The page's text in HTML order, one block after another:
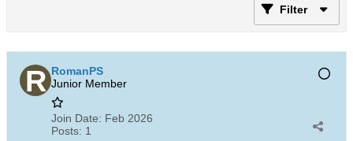
Filter
RomanPS
Junior Member
Join Date: Feb 2026
Posts: 1